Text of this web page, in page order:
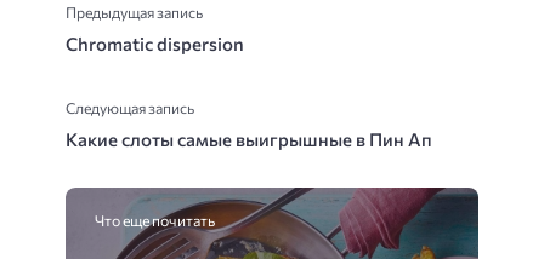
Предыдущая запись
Chromatic dispersion
Следующая запись
Какие слоты самые выигрышные в Пин Ап
Что еще почитать